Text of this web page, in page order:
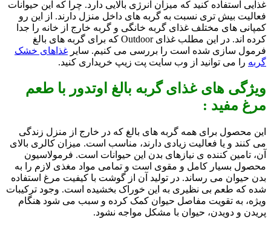
غذایی استفاده کنید که میزان انرژی بالایی دارد. چرا که این حیوانات
فعالیت بیش تری نسبت به گربه های داخل منزل دارند. از این رو
کمپانی های مختلف غذای گربه خانگی و گربه خارج از خانه را جدا
کرده اند. در این مطلب غذای Outdoor که برای گربه های بالغ
فرمول سازی شده است را بررسی می کنیم. سایر غذاهای خشک
گربه را می توانید از وب سایت پت زیپ خریداری کنید.
ویژگی های غذای گربه بالغ اوتدور با طعم
مرغ مفید :
این محصول برای همه گربه های بالغ که در خارج از منزل زندگی
می کنند و یا فعالیت زیادی دارند، مناسب است. میزان کالری بالای
آن، تامین کننده ی نیازهای بدن این حیوانات است. فرمولاسیون
محصول بسیار کامل و مقوی است و تمامی مواد مغذی لازم را به
بدن حیوان می رساند. در تولید آن از گوشت با کیفیت مرغ استفاده
شده که طعم بی نظیری به این خوراک بخشیده است. وجود ترکیبات
ویژه، به تقویت مفاصل حیوان کمک کرده و سبب می شود هنگام
پریدن و دویدن، حیوان با مشکل مواجه نشود.